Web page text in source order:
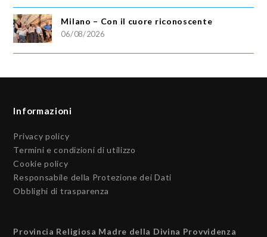
Milano – Con il cuore riconoscente
06/08/2026
Informazioni
Privacy policy
Termini e condizioni di utilizzo
Cookie policy
Responsabile della Protezione dei Dati
Obblighi di trasparenza
Provincia Religiosa Madre della Divina Provvidenza